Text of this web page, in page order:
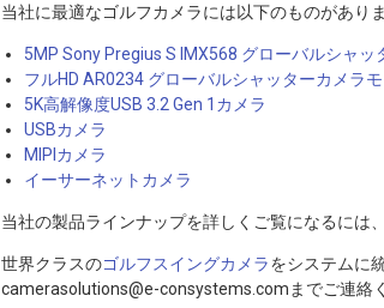
当社に最適なゴルフカメラには以下のものがありま
5MP Sony Pregius S IMX568 グローバルシャッ
フルHD AR0234 グローバルシャッターカメラ
5K高解像度USB 3.2 Gen 1カメラ
USBカメラ
MIPIカメラ
イーサーネットカメラ
当社の製品ラインナップを詳しくご覧になるには、
世界クラスのゴルフスイングカメラをシステムに
camerasolutions@e-consystems.comまでご連絡